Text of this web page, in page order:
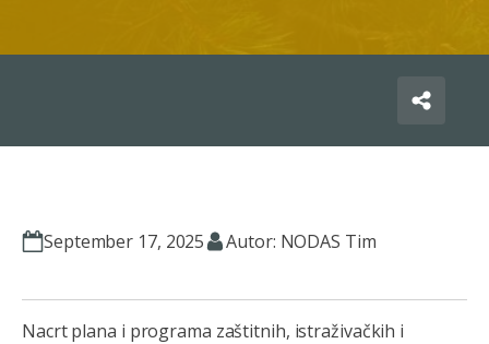
September 17, 2025 Autor: NODAS Tim
Nacrt plana i programa zaštitnih, istraživačkih i